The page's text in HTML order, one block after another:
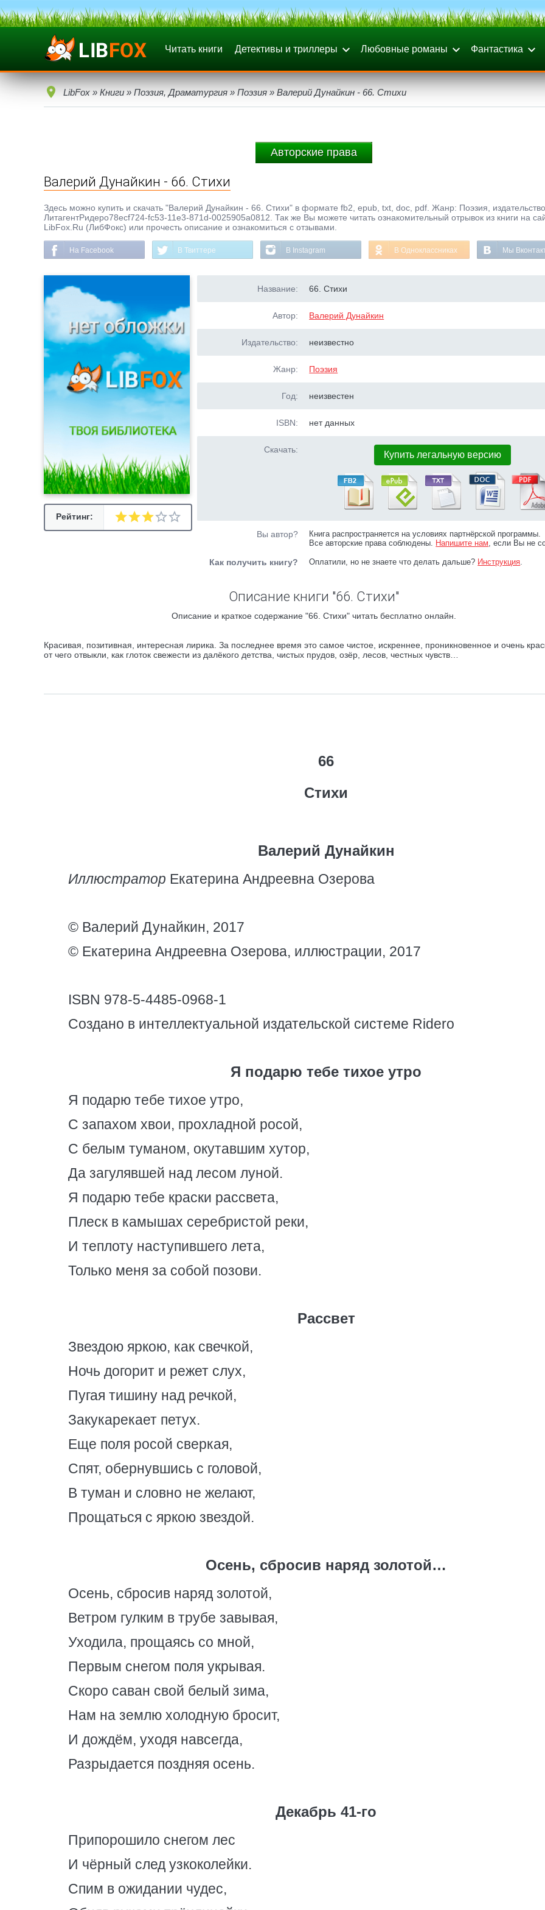
Читать книги Детективы и триллеры Любовные романы Фантастика
LibFox » Книги » Поэзия, Драматургия » Поэзия » Валерий Дунайкин - 66. Стихи
Авторские права
Валерий Дунайкин - 66. Стихи
Здесь можно купить и скачать "Валерий Дунайкин - 66. Стихи" в формате fb2, epub, txt, doc, pdf. Жанр: Поэзия, издательство
ЛитагентРидеро78ecf724-fc53-11e3-871d-0025905a0812. Так же Вы можете читать ознакомительный отрывок из книги на
LibFox.Ru (ЛибФокс) или прочесть описание и ознакомиться с отзывами.
На Facebook В Твиттере В Instagram В Одноклассниках Мы
Рейтинг:
Название: 66. Стихи
Автор: Валерий Дунайкин
Издательство: неизвестно
Жанр: Поэзия
Год: неизвестен
ISBN: нет данных
Скачать: Купить легальную версию
Вы автор?
Книга распространяется на условиях партнёрской программы.
Все авторские права соблюдены. Напишите нам, если Вы не
Как получить книгу? Оплатили, но не знаете что делать дальше? Инструкция.
Описание книги "66. Стихи"
Описание и краткое содержание "66. Стихи" читать бесплатно онлайн.
Красивая, позитивная, интересная лирика. За последнее время это самое чистое, искреннее, проникновенное и очень
от чего отвыкли, как глоток свежести из далёкого детства, чистых прудов, озёр, лесов, честных чувств…
66
Стихи
Валерий Дунайкин
Иллюстратор Екатерина Андреевна Озерова
© Валерий Дунайкин, 2017
© Екатерина Андреевна Озерова, иллюстрации, 2017
ISBN 978-5-4485-0968-1
Создано в интеллектуальной издательской системе Ridero
Я подарю тебе тихое утро
Я подарю тебе тихое утро,
С запахом хвои, прохладной росой,
С белым туманом, окутавшим хутор,
Да загулявшей над лесом луной.
Я подарю тебе краски рассвета,
Плеск в камышах серебристой реки,
И теплоту наступившего лета,
Только меня за собой позови.
Рассвет
Звездою яркою, как свечкой,
Ночь догорит и режет слух,
Пугая тишину над речкой,
Закукарекает петух.
Еще поля росой сверкая,
Спят, обернувшись с головой,
В туман и словно не желают,
Прощаться с яркою звездой.
Осень, сбросив наряд золотой…
Осень, сбросив наряд золотой,
Ветром гулким в трубе завывая,
Уходила, прощаясь со мной,
Первым снегом поля укрывая.
Скоро саван свой белый зима,
Нам на землю холодную бросит,
И дождём, уходя навсегда,
Разрыдается поздняя осень.
Декабрь 41-го
Припорошило снегом лес
И чёрный след узкоколейки.
Спим в ожидании чудес,